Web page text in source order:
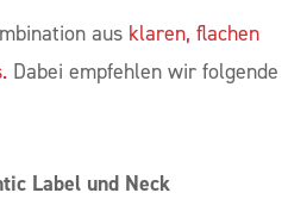
aus klaren, flachen
Dabei empfehlen wir folgende
Label und Neck